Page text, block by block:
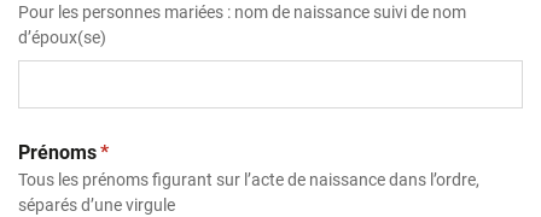
Pour les personnes mariées : nom de naissance suivi de nom
d’époux(se)
Prénoms(obligatoire)
*
Tous les prénoms figurant sur l’acte de naissance dans l’ordre,
séparés d’une virgule